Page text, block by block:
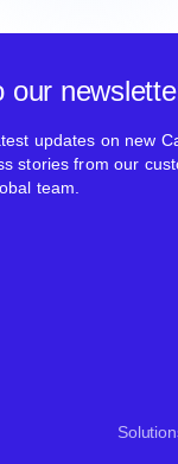
our
updates on new
stories from our
team.